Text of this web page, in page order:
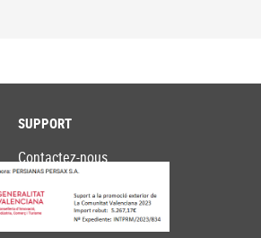
SUPPORT
Contactez-nous